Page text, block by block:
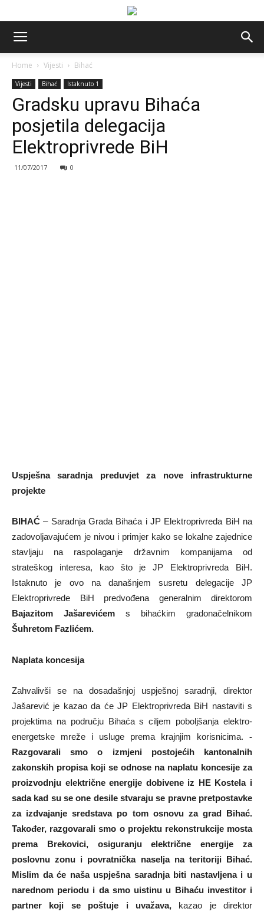
Home Vijesti Bihać
Vijesti Bihać Istaknuto 1
Gradsku upravu Bihaća
posjetila delegacija
Elektroprivrede BiH
11/07/2017 0
Uspješna saradnja preduvjet za nove infrastrukturne
projekte
BIHAĆ– Saradnja Grada Bihaća i JP Elektroprivreda BiH na
zadovoljavajućem je nivou i primjer kako se lokalne zajednice
stavljaju na raspolaganje državnim kompanijama od
strateškog interesa, kao što je JP Elektroprivreda BiH.
Istaknuto je ovo na današnjem susretu delegacije JP
Elektroprivrede BiH predvođena generalnim direktorom
Bajazitom Jašarevićem s bihaćkim gradonačelnikom
Šuhretom Fazlićem.
Naplata koncesija
Zahvalivši se na dosadašnjoj uspješnoj saradnji, direktor
Jašarević je kazao da će JP Elektroprivreda BiH nastaviti s
projektima na području Bihaća s ciljem poboljšanja elektro-
energetske mreže i usluge prema krajnjim korisnicima. -
Razgovarali smo o izmjeni postojećih kantonalnih
zakonskih propisa koji se odnose na naplatu koncesije za
proizvodnju električne energije dobivene iz HE Kostela i
sada kad su se one desile stvaraju se pravne pretpostavke
za izdvajanje sredstava po tom osnovu za grad Bihać.
Također, razgovarali smo o projektu rekonstrukcije mosta
prema Brekovici, osiguranju električne energije za
poslovnu zonu i povratnička naselja na teritoriji Bihać.
Mislim da će naša uspješna saradnja biti nastavljena i u
narednom periodu i da smo uistinu u Bihaću investitor i
partner koji se poštuje i uvažava,kazao je direktor